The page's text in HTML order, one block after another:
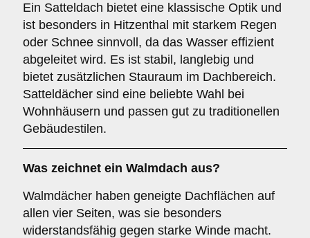
Ein Satteldach bietet eine klassische Optik und
ist besonders in Hitzenthal mit starkem Regen
oder Schnee sinnvoll, da das Wasser effizient
abgeleitet wird. Es ist stabil, langlebig und
bietet zusätzlichen Stauraum im Dachbereich.
Satteldächer sind eine beliebte Wahl bei
Wohnhäusern und passen gut zu traditionellen
Gebäudestilen.
Was zeichnet ein Walmdach aus?
Walmdächer haben geneigte Dachflächen auf
allen vier Seiten, was sie besonders
widerstandsfähig gegen starke Winde macht.